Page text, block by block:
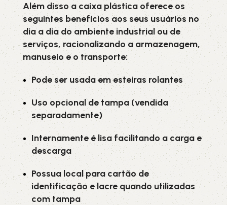
Além disso a caixa plástica oferece os
seguintes benefícios aos seus usuários no
dia a dia do ambiente industrial ou de
serviços, racionalizando a armazenagem,
manuseio e o transporte:
Pode ser usada em esteiras rolantes
Uso opcional de tampa (vendida
separadamente)
Internamente é lisa facilitando a carga e
descarga
Possua local para cartão de
identificação e lacre quando utilizadas
com tampa